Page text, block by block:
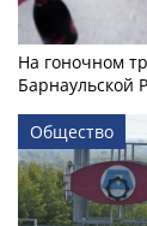
На гоночном
Барнаульской
Общество